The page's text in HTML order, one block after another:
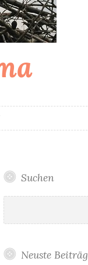
Suchen
Neuste